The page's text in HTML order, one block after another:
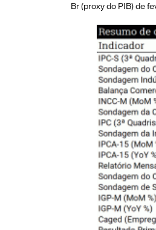
Br (proxy do PIB) de